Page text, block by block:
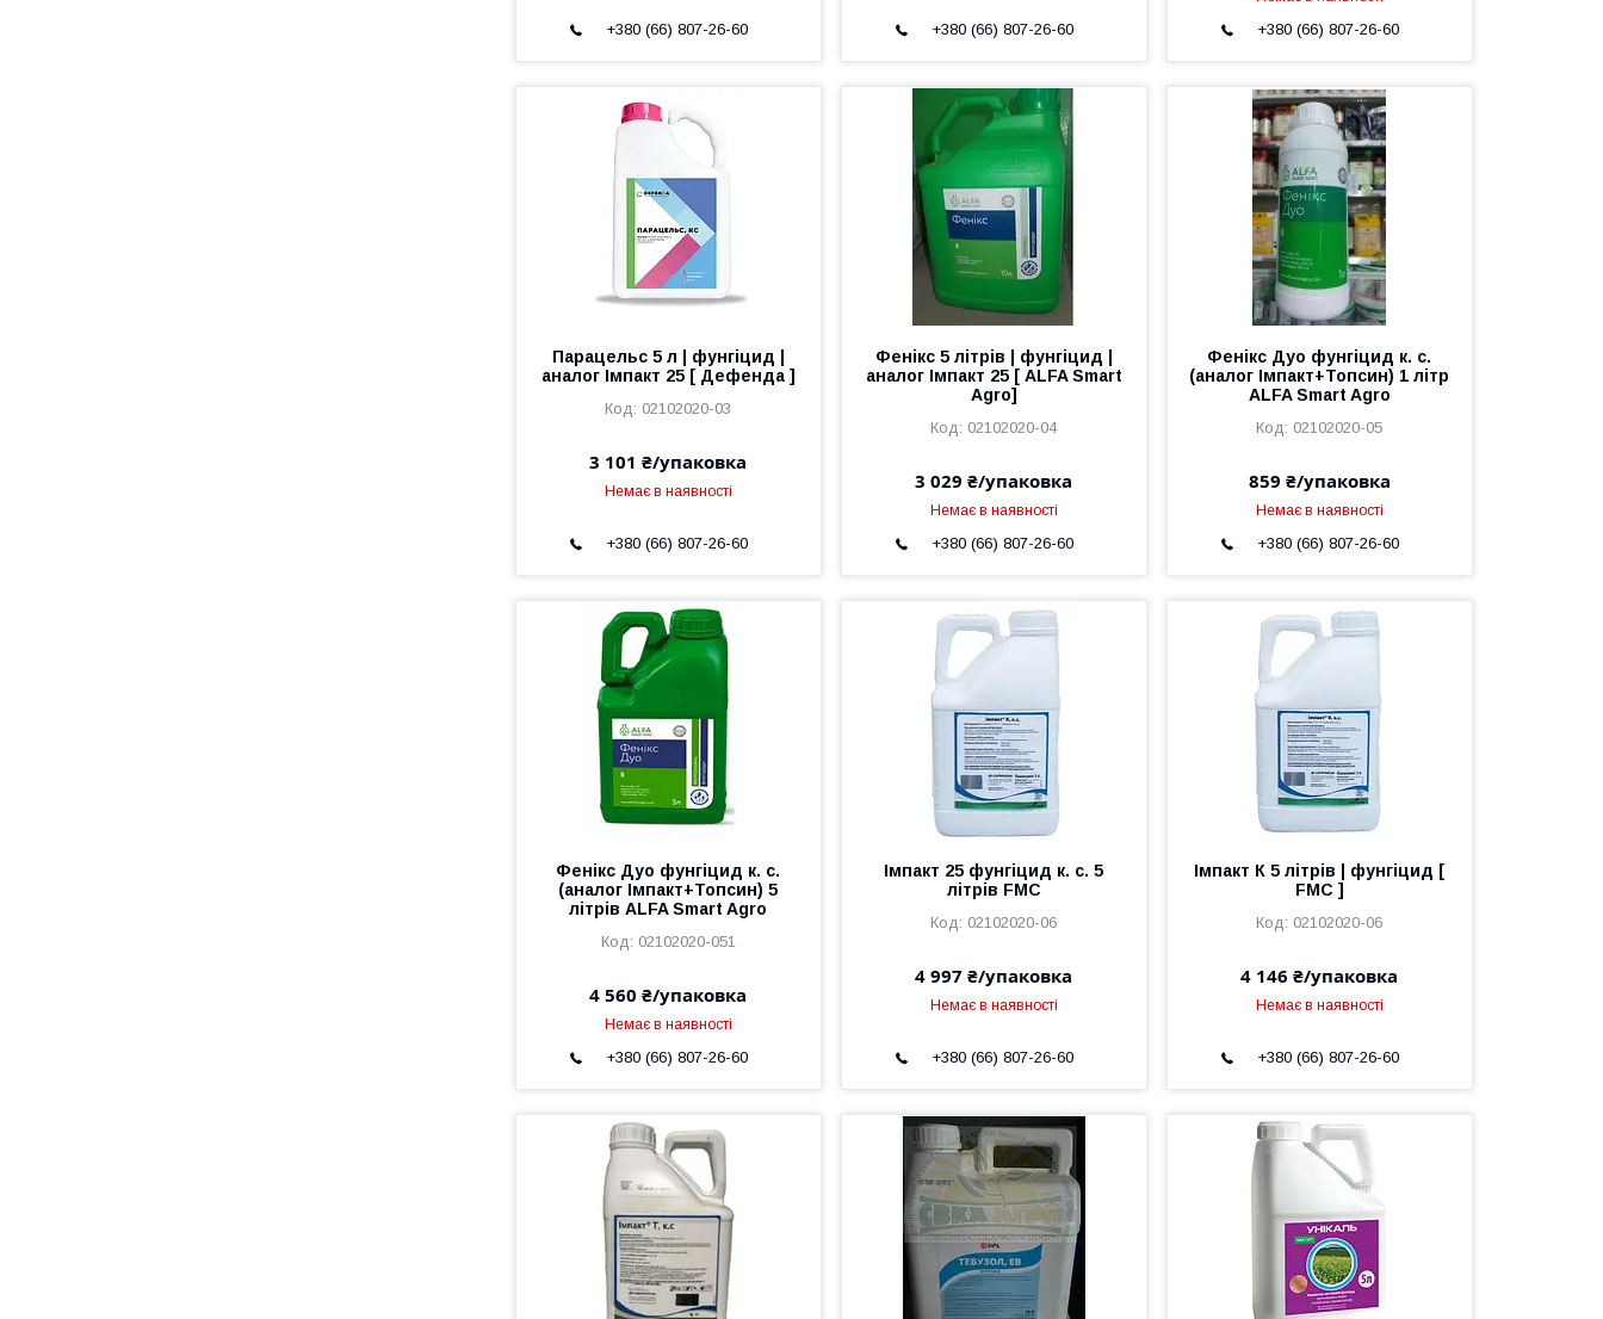
+380 (66) 807-26-60 +380 (66) 807-26-60 +380 (66) 807-26-60
Парацельс 5 л | фунгіцид |
аналог Імпакт 25 [ Дефенда ]
02102020-03
3 101 ₴/упаковка
Немає в наявності
+380 (66) 807-26-60
Фенікс 5 літрів | фунгіцид |
аналог Імпакт 25 [ ALFA Smart
Agro]
02102020-04
3 029 ₴/упаковка
Немає в наявності
+380 (66) 807-26-60
Фенікс Дуо фунгіцид к. с.
(аналог Імпакт+Топсин) 1 літр
ALFA Smart Agro
02102020-05
859 ₴/упаковка
Немає в наявності
+380 (66) 807-26-60
Фенікс Дуо фунгіцид к. с.
(аналог Імпакт+Топсин) 5
літрів ALFA Smart Agro
02102020-051
4 560 ₴/упаковка
Немає в наявності
+380 (66) 807-26-60
Імпакт 25 фунгіцид к. с. 5
літрів FMC
02102020-06
4 997 ₴/упаковка
Немає в наявності
+380 (66) 807-26-60
Імпакт К 5 літрів | фунгіцид [
FMC ]
02102020-06
4 146 ₴/упаковка
Немає в наявності
+380 (66) 807-26-60